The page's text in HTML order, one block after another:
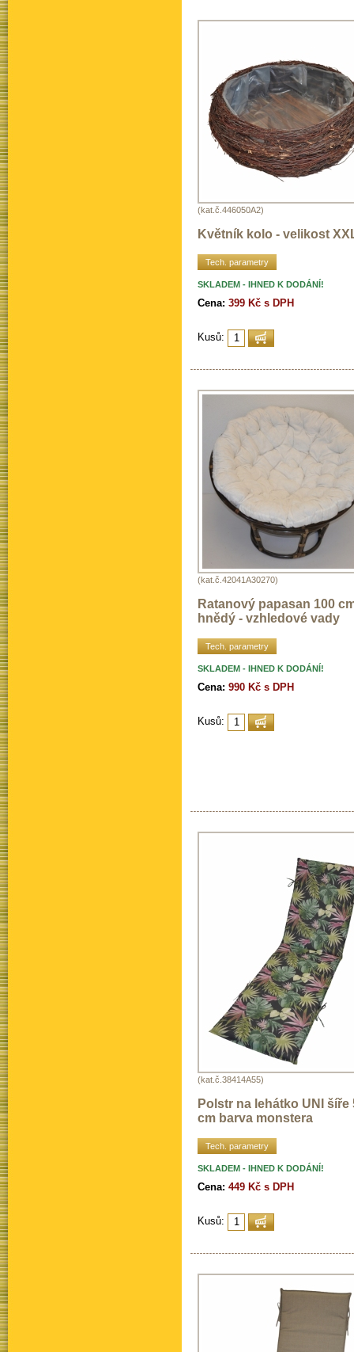
(kat.č.446050A2)
Květník kolo - velikost
Tech. parametry
SKLADEM - IHNED K DODÁNÍ!
Cena: 399 Kč s DPH
Kusů:
(kat.č.42041A30270)
Ratanový papasan 100
hnědý - vzhledové vady
Tech. parametry
SKLADEM - IHNED K DODÁNÍ!
Cena: 990 Kč s DPH
Kusů:
(kat.č.38414A55)
Polstr na lehátko UNI šíře
cm barva monstera
Tech. parametry
SKLADEM - IHNED K DODÁNÍ!
Cena: 449 Kč s DPH
Kusů: